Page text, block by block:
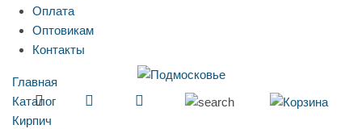
Оплата
Оптовикам
Контакты
Главная
Каталог
Кирпич